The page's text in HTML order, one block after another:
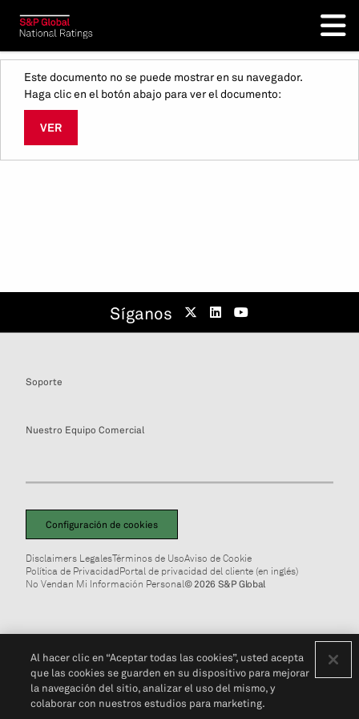
Este documento no se puede mostrar en su navegador.
Haga clic en el botón abajo para ver el documento:
VER
Síganos
Soporte
Nuestro Equipo Comercial
Configuración de cookies
Disclaimers LegalesTérminos de UsoAviso de Cookie
Política de PrivacidadPortal de privacidad del cliente (en inglés)
No Vendan Mi Información Personal© 2026 S&P Global
Al hacer clic en “Aceptar todas las cookies”, usted acepta
que las cookies se guarden en su dispositivo para mejorar
la navegación del sitio, analizar el uso del mismo, y
colaborar con nuestros estudios para marketing.